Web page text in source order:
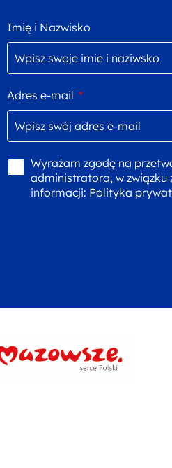
Imię i Nazwisko
Adres e-mail *
Wyrażam zgodę na
administratora, w związku
informacji: Polityka